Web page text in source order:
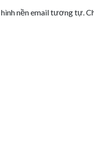
nền email tương tự.